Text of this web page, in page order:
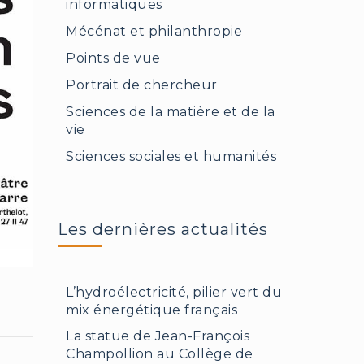
informatiques
Mécénat et philanthropie
Points de vue
Portrait de chercheur
Sciences de la matière et de la
vie
Sciences sociales et humanités
Les dernières actualités
L’hydroélectricité, pilier vert du
mix énergétique français
La statue de Jean-François
Champollion au Collège de